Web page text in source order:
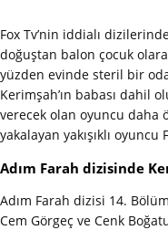
Fox Tv’nin iddialı
doğuştan balon çocuk
yüzden evinde steril bir
Kerimşah’ın babası dahil
verecek olan oyuncu daha
yakalayan yakışıklı oyuncu
Adım Farah dizisinde
Adım Farah dizisi 14.
Cem Görgeç ve Cenk